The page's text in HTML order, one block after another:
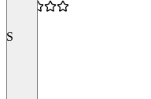
S